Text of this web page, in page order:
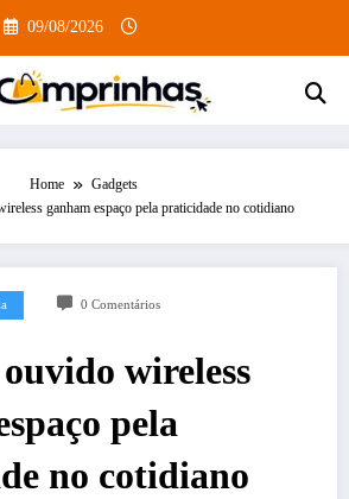
09/08/2026
Home
Gadgets
ganham espaço pela praticidade no cotidiano
0 Comentários
wireless
pela
no cotidiano